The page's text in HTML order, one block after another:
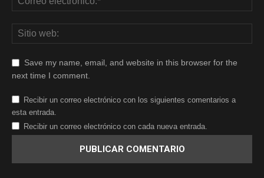
Save my name, email, and website in this browser for the
next time I comment.
Recibir un correo electrónico con los siguientes comentarios a
esta entrada.
Recibir un correo electrónico con cada nueva entrada.